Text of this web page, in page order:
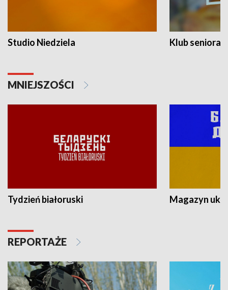
Studio Niedziela Klub seniora
MNIEJSZOŚCI
Tydzień białoruski Magazyn
REPORTAŻE